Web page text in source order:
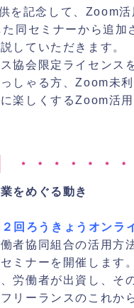
を記念して、Zoom活
同セミナーから追
していただきます。
協会限定ライセンス
しゃる方、Zoom未
楽しくするZoom活
をめぐる動き
回ろうきょうオンラ
者協同組合の活用方
ミナーを開催します。
労働者が出資し、そ
リーランスのこれか